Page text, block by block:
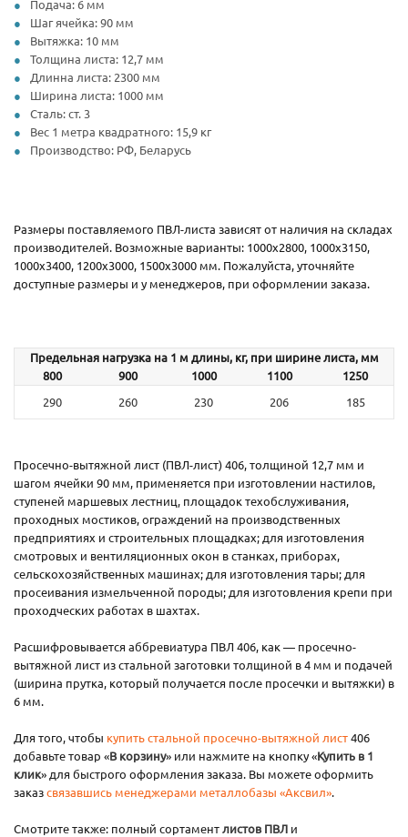
Подача: 6 мм
Шаг ячейка: 90 мм
Вытяжка: 10 мм
Толщина листа: 12,7 мм
Длинна листа: 2300 мм
Ширина листа: 1000 мм
Сталь: ст. 3
Вес 1 метра квадратного: 15,9 кг
Производство: РФ, Беларусь
Размеры поставляемого ПВЛ-листа зависят от наличия на складах
производителей. Возможные варианты: 1000х2800, 1000х3150,
1000х3400, 1200х3000, 1500х3000 мм. Пожалуйста, уточняйте
доступные размеры и у менеджеров, при оформлении заказа.
Предельная нагрузка на 1 м длины, кг, при ширине листа, мм
800
900 1000 1100
1250
290
260 230 206 185
Просечно-вытяжной лист (ПВЛ-лист) 406, толщиной 12,7 мм и
шагом ячейки 90 мм, применяется при изготовлении настилов,
ступеней маршевых лестниц, площадок техобслуживания,
проходных мостиков, ограждений на производственных
предприятиях и строительных площадках; для изготовления
смотровых и вентиляционных окон в станках, приборах,
сельскохозяйственных машинах; для изготовления тары; для
просеивания измельченной породы; для изготовления крепи при
проходческих работах в шахтах.
Расшифровывается аббревиатура ПВЛ 406, как — просечно-
вытяжной лист из стальной заготовки толщиной в 4 мм и подачей
(ширина прутка, который получается после просечки и вытяжки) в
6 мм.
Для того, чтобы купить стальной просечно-вытяжной лист406
добавьте товар «В корзину» или нажмите на кнопку «Купить в 1
клик» для быстрого оформления заказа. Вы можете оформить
заказсвязавшись менеджерами металлобазы «Аксвил».
Смотрите также: полный сортаментлистов ПВЛ и